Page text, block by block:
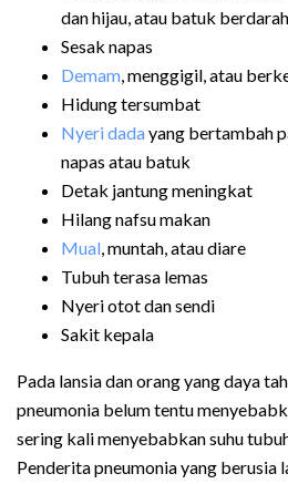
dan hijau, atau batuk berdarah
Sesak napas
Demam, menggigil, atau
Hidung tersumbat
Nyeri dadayang bertambah
napas atau batuk
Detak jantung meningkat
Hilang nafsu makan
Mual, muntah, atau diare
Tubuh terasa lemas
Nyeri otot dan sendi
Sakit kepala
Pada lansia dan orang yang daya
pneumonia belum tentu
sering kali menyebabkan suhu
Penderita pneumonia yang berusia